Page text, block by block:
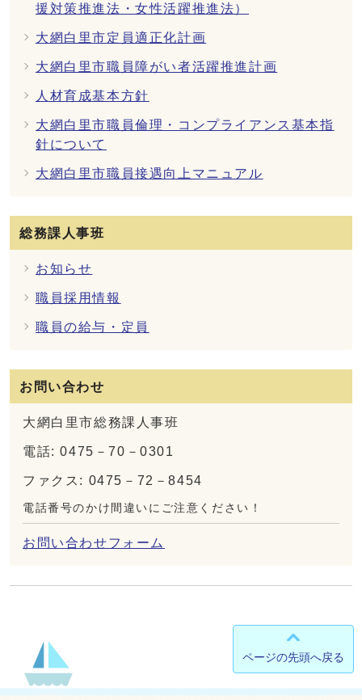
援対策推進法・女性活躍推進法）
大網白里市定員適正化計画
大網白里市職員障がい者活躍推進計画
人材育成基本方針
大網白里市職員倫理・コンプライアンス基本指
針について
大網白里市職員接遇向上マニュアル
総務課人事班
お知らせ
職員採用情報
職員の給与・定員
お問い合わせ
大網白里市総務課人事班
電話: 0475－70－0301
ファクス: 0475－72－8454
電話番号のかけ間違いにご注意ください！
お問い合わせフォーム
ページの先頭へ戻る